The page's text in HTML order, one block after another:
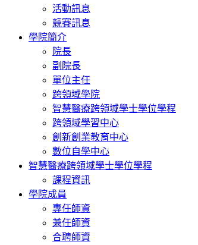
活動訊息
競賽訊息
學院簡介
院長
副院長
單位主任
跨領域學院
智慧醫療跨領域學士學位學程
跨領域學習中心
創新創業教育中心
數位自學中心
智慧醫療跨領域學士學位學程
課程資訊
學院成員
專任師資
兼任師資
合聘師資